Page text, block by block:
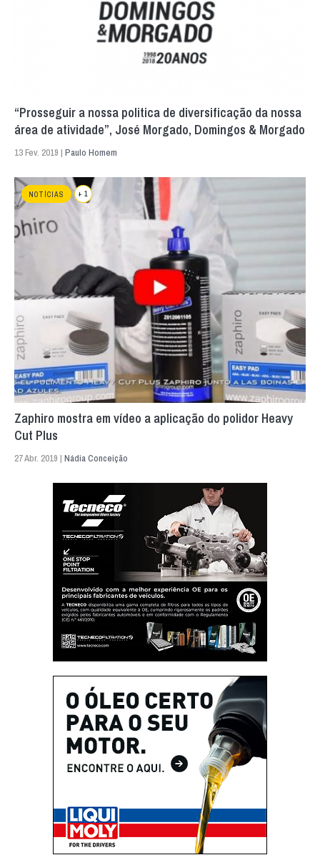
“Prosseguir a nossa politica de diversificação da nossa
área de atividade”, José Morgado, Domingos & Morgado
13 Fev. 2019 | Paulo Homem
NOTÍCIAS + 1
Zaphiro mostra em vídeo a aplicação do polidor Heavy
Cut Plus
27 Abr. 2019 | Nádia Conceição